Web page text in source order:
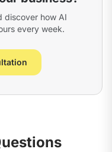
discover how AI
every week.